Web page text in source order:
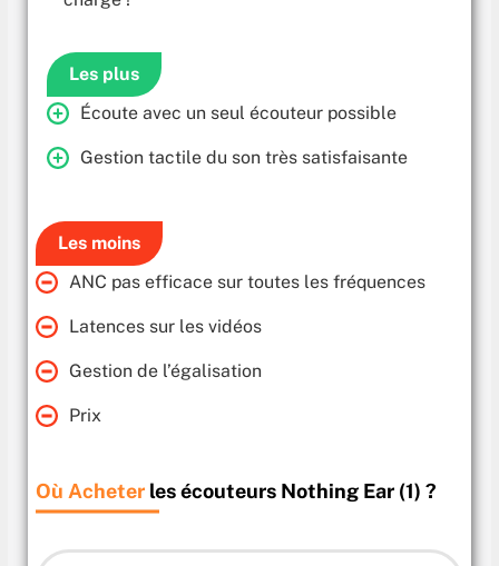
Les plus
Écoute avec un seul écouteur possible
Gestion tactile du son très satisfaisante
Les moins
ANC pas efficace sur toutes les fréquences
Latences sur les vidéos
Gestion de l’égalisation
Prix
Où Acheter les écouteurs Nothing Ear (1) ?